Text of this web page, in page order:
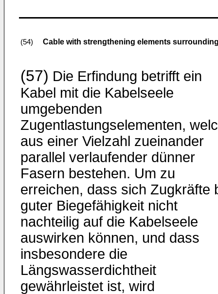
(54) Cable with strengthening elements
(57) Die Erfindung betrifft ein
Kabel mit die Kabelseele
umgebenden
Zugentlastungselementen,
aus einer Vielzahl zueinander
parallel verlaufender dünner
Fasern bestehen. Um zu
erreichen, dass sich Zugkräfte
guter Biegefähigkeit nicht
nachteilig auf die Kabelseele
auswirken können, und dass
insbesondere die
Längswasserdichtheit
gewährleistet ist, wird